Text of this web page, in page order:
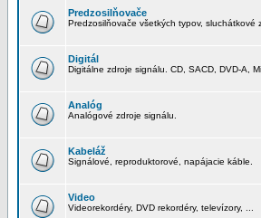
Predzosilňovače
Predzosilňovače všetkých typov, sluchátkové
Digitál
Digitálne zdroje signálu. CD, SACD, DVD-A,
Analóg
Analógové zdroje signálu.
Kabeláž
Signálové, reproduktorové, napájacie káble.
Video
Videorekordéry, DVD rekordéry, televízory, ...